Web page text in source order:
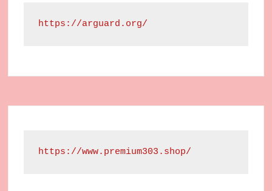
https://arguard.org/
https://www.premium303.shop/